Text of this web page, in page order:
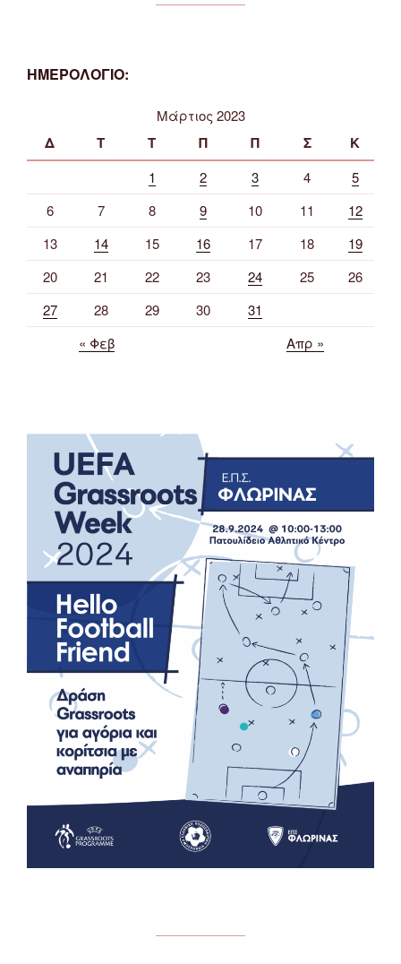
ΗΜΕΡΟΛΟΓΙΟ:
Μάρτιος 2023
Δ Τ Τ Π Π Σ Κ
1 2 3 4
5
6
7 8 9 10 11
12
13
14 15 16 17 18
19
20
21 22 23 24 25
26
27
28 29 30
31
« Φεβ
Απρ »